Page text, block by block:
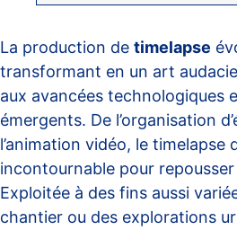
La production de timelapse
transformant en un art
aux avancées technologiques
émergents. De l’organisation
l’animation vidéo, le
incontournable pour repousser
Exploitée à des fins aussi
chantier ou des explorations